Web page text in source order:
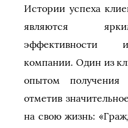
Истории успеха
являются
эффективности
компании. Один из
опытом получения
отметив
на свою жизнь: